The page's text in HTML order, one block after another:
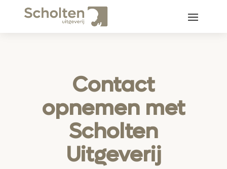
Contact
opnemen met
Scholten
Uitgeverij